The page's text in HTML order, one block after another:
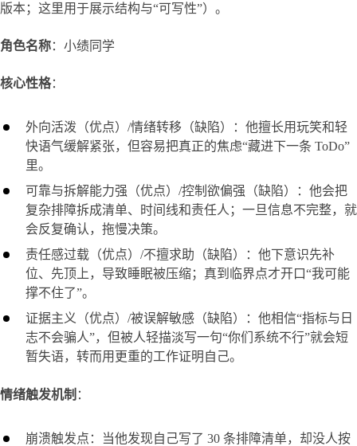
版本；这里用于展示结构与“可写性”）。
角色名称：小绩同学
核心性格：
外向活泼（优点）/情绪转移（缺陷）：他擅长用玩笑和轻
快语气缓解紧张，但容易把真正的焦虑“藏进下一条 ToDo”
里。
可靠与拆解能力强（优点）/控制欲偏强（缺陷）：他会把
复杂排障拆成清单、时间线和责任人；一旦信息不完整，就
会反复确认，拖慢决策。
责任感过载（优点）/不擅求助（缺陷）：他下意识先补
位、先顶上，导致睡眠被压缩；真到临界点才开口“我可能
撑不住了”。
证据主义（优点）/被误解敏感（缺陷）：他相信“指标与日
志不会骗人”，但被人轻描淡写一句“你们系统不行”就会短
暂失语，转而用更重的工作证明自己。
情绪触发机制 ：
崩溃触发点：当他发现自己写了 30 条排障清单，却没人按